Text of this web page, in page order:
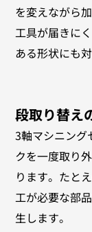
を変えながら
工具が届きに
ある形状にも
段取り替え
3軸マシニング
クを一度取り
ります。たと
工が必要な部
生します。